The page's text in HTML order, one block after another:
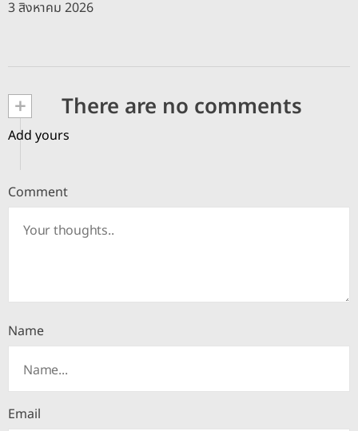
3 สิงหาคม 2026
+ There are no comments
Add yours
Comment
Name
Email